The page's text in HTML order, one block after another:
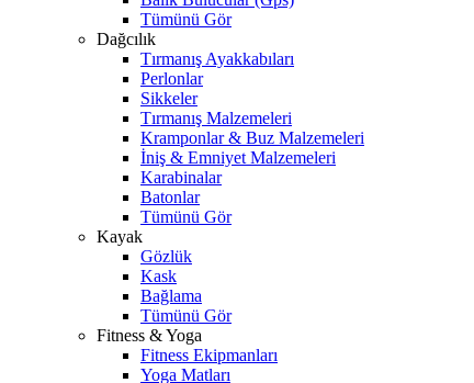
Tümünü Gör
Dağcılık
Tırmanış Ayakkabıları
Perlonlar
Sikkeler
Tırmanış Malzemeleri
Kramponlar & Buz Malzemeleri
İniş & Emniyet Malzemeleri
Karabinalar
Batonlar
Tümünü Gör
Kayak
Gözlük
Kask
Bağlama
Tümünü Gör
Fitness & Yoga
Fitness Ekipmanları
Yoga Matları